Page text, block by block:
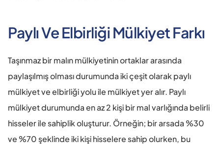
Paylı Ve Elbirliği Mülkiyet Farkı
Taşınmaz bir malın mülkiyetinin ortaklar arasında
paylaşılmış olması durumunda iki çeşit olarak paylı
mülkiyet ve elbirliği yolu ile mülkiyet yer alır. Paylı
mülkiyet durumunda en az 2 kişi bir mal varlığında belirli
hisseler ile sahiplik oluşturur. Örneğin; bir arsada %30
ve %70 şeklinde iki kişi hisselere sahip olurken, bu